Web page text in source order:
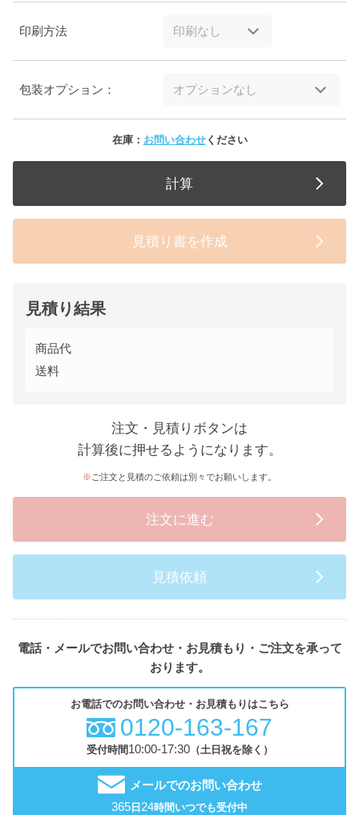
印刷方法
包装オプション：
在庫： お問い合わせください
計算
見積り書を作成
見積り結果
商品代
送料
注文・見積りボタンは
計算後に押せるようになります。
ご注文と見積のご依頼は別々でお願いします。
注文に進む
見積依頼
電話・メールでお問い合わせ・お見積もり・ご注文を承って
おります。
お電話でのお問い合わせ・お見積もりはこちら
0120-163-167
受付時間10:00-17:30（土日祝を除く）
メールでのお問い合わせ
365 日 24時間いつでも受付中